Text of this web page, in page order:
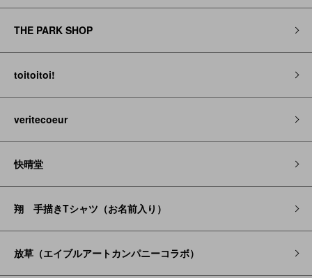
THE PARK SHOP
toitoitoi!
veritecoeur
快晴堂
翔 手描きTシャツ（お名前入り）
放草（エイブルアートカンパニーコラボ）